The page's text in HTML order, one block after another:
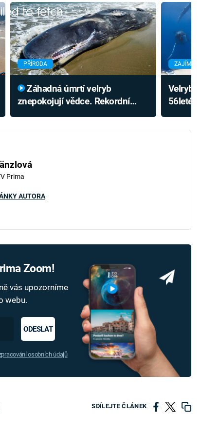
to fetch
PŘÍRODA
Záhadná úmrtí velryb
znepokojují vědce. Rekordní
ZAJÍMAVOSTI
Velryba
56letého
Prima
AUTORA
Zoom!
vás upozorníme
webu.
ODESLAT
osobních údajů
SDÍLEJTE ČLÁNEK